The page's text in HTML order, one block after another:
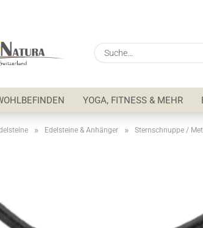
YOGA, FITNESS & MEHR
» Edelsteine & Anhänger »